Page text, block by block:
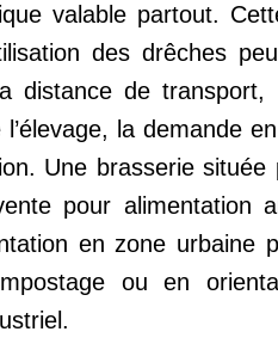
valable partout.
des drêches
distance de transport,
l’élevage, la demande
Une brasserie située
pour alimentation
en zone urbaine
ou en